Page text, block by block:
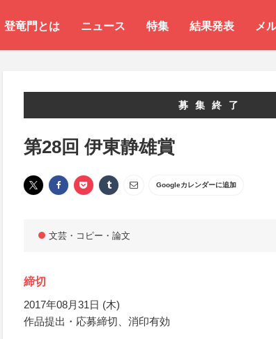
登竜門とは ニュース 特集 結果発表 メ
募集終了
第28回 伊東静雄賞
Googleカレンダーに追加
文芸・コピー・論文
締切
2017年08月31日 (木)
作品提出・応募締切、消印有効